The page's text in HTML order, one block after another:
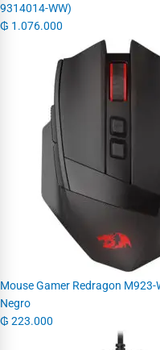
9314014-WW)
₲ 1.076.000
Mouse Gamer Redragon
Negro
₲ 223.000